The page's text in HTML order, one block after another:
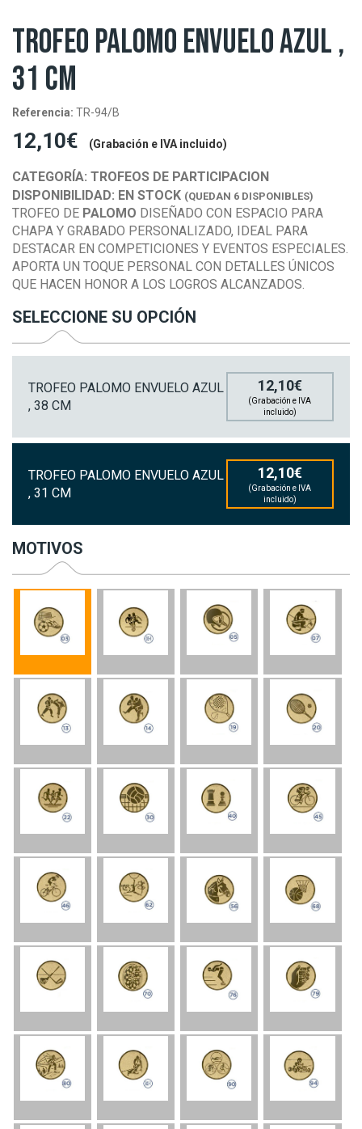
TROFEO PALOMO ENVUELO AZUL ,
31 CM
Referencia: TR-94/B
12,10€ (Grabación e IVA incluido)
CATEGORÍA: TROFEOS DE PARTICIPACION
DISPONIBILIDAD: EN STOCK (QUEDAN 6 DISPONIBLES)
TROFEO DE PALOMO DISEÑADO CON ESPACIO PARA
CHAPA Y GRABADO PERSONALIZADO, IDEAL PARA
DESTACAR EN COMPETICIONES Y EVENTOS ESPECIALES.
APORTA UN TOQUE PERSONAL CON DETALLES ÚNICOS
QUE HACEN HONOR A LOS LOGROS ALCANZADOS.
SELECCIONE SU OPCIÓN
TROFEO PALOMO ENVUELO AZUL
, 38 CM
12,10€
(Grabación e IVA
incluido)
TROFEO PALOMO ENVUELO AZUL
, 31 CM
12,10€
(Grabación e IVA
incluido)
MOTIVOS